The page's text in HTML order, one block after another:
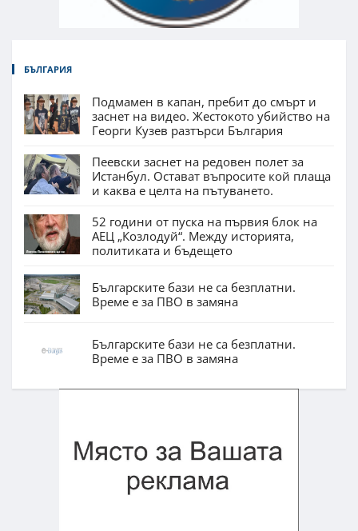
БЪЛГАРИЯ
Подмамен в капан, пребит до смърт и
заснет на видео. Жестокото убийство на
Георги Кузев разтърси България
Пеевски заснет на редовен полет за
Истанбул. Остават въпросите кой плаща
и каква е целта на пътуването.
52 години от пуска на първия блок на
АЕЦ „Козлодуй“. Между историята,
политиката и бъдещето
Българските бази не са безплатни.
Време е за ПВО в замяна
Българските бази не са безплатни.
Време е за ПВО в замяна